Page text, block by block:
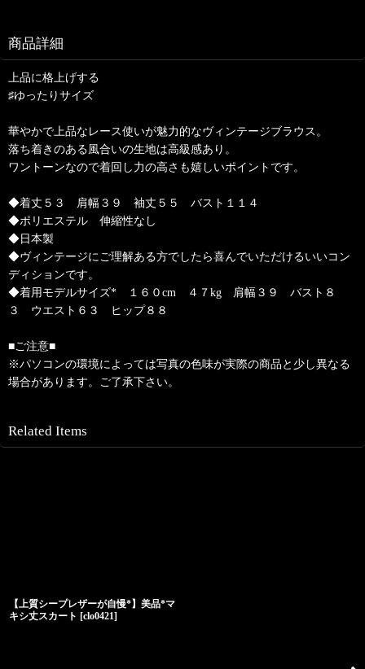
商品詳細
上品に格上げする
♯ゆったりサイズ
華やかで上品なレース使いが魅力的なヴィンテージブラウス。
落ち着きのある風合いの生地は高級感あり。
ワントーンなので着回し力の高さも嬉しいポイントです。
◆着丈５３ 肩幅３９ 袖丈５５ バスト１１４
◆ポリエステル 伸縮性なし
◆日本製
◆ヴィンテージにご理解ある方でしたら喜んでいただけるいいコン
ディションです。
◆着用モデルサイズ* １６０cm ４７kg 肩幅３９ バスト８
３ ウエスト６３ ヒップ８８
■ご注意■
※パソコンの環境によっては写真の色味が実際の商品と少し異なる
場合があります。ご了承下さい。
Related Items
【上質シープレザーが自慢*】美品*マ
キシ丈スカート [clo0421]